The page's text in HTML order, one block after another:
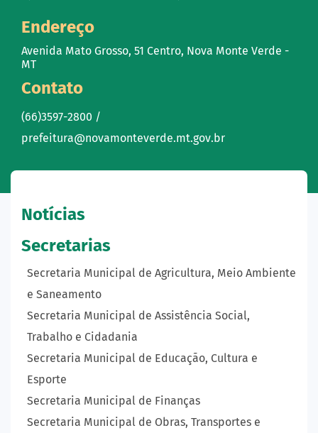
Endereço
Avenida Mato Grosso, 51 Centro, Nova Monte Verde -
MT
Contato
(66)3597-2800 /
prefeitura@novamonteverde.mt.gov.br
Notícias
Secretarias
Secretaria Municipal de Agricultura, Meio Ambiente
e Saneamento
Secretaria Municipal de Assistência Social,
Trabalho e Cidadania
Secretaria Municipal de Educação, Cultura e
Esporte
Secretaria Municipal de Finanças
Secretaria Municipal de Obras, Transportes e